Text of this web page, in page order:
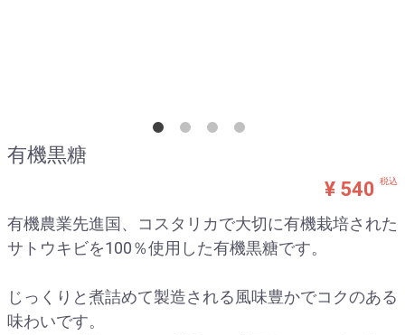
有機黒糖
¥ 540
税込
有機農業先進国、コスタリカで大切に有機栽培された
サトウキビを100％使用した有機黒糖です。
じっくりと煮詰めて製造される風味豊かでコクのある
味わいです。